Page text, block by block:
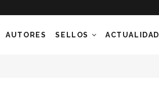
AUTORES SELLOS ACTUALIDAD